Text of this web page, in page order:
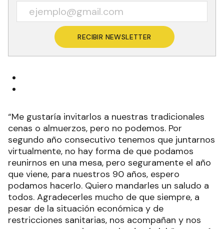
RECIBIR NEWSLETTER
“Me gustaría invitarlos a nuestras tradicionales
cenas o almuerzos, pero no podemos. Por
segundo año consecutivo tenemos que juntarnos
virtualmente, no hay forma de que podamos
reunirnos en una mesa, pero seguramente el año
que viene, para nuestros 90 años, espero
podamos hacerlo. Quiero mandarles un saludo a
todos. Agradecerles mucho de que siempre, a
pesar de la situación económica y de
restricciones sanitarias, nos acompañan y nos